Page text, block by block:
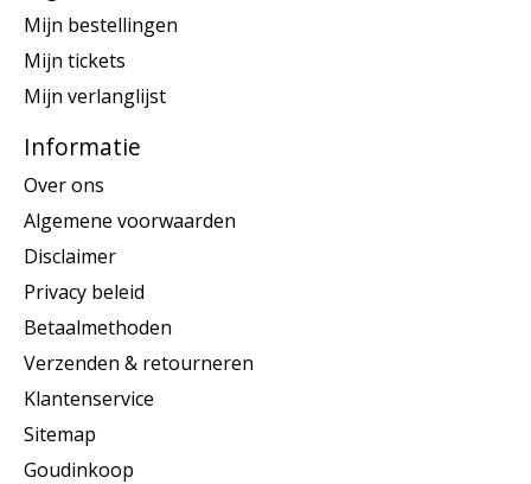
Mijn bestellingen
Mijn tickets
Mijn verlanglijst
Informatie
Over ons
Algemene voorwaarden
Disclaimer
Privacy beleid
Betaalmethoden
Verzenden & retourneren
Klantenservice
Sitemap
Goudinkoop